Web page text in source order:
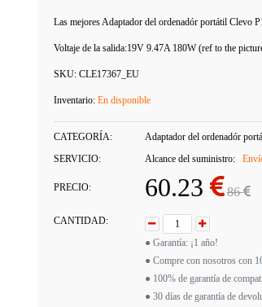
Las mejores Adaptador del ordenadór portátil Clevo
Voltaje de la salida:19V 9.47A 180W (ref to the
SKU: CLE17367_EU
Inventario: En disponible
CATEGORÍA: Adaptador del ordenadór
SERVICIO:
Alcance del suministro:
PRECIO: 60.23 86
CANTIDAD:
● Garantía: ¡1 año!
● Compre con nosotros con
● 100% de garantía de
● 30 días de garantía de